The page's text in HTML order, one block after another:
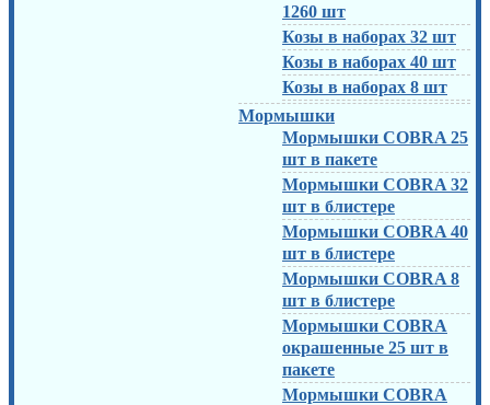
1260 шт
Козы в наборах 32 шт
Козы в наборах 40 шт
Козы в наборах 8 шт
Мормышки
Мормышки COBRA 25
шт в пакете
Мормышки COBRA 32
шт в блистере
Мормышки COBRA 40
шт в блистере
Мормышки COBRA 8
шт в блистере
Мормышки COBRA
окрашенные 25 шт в
пакете
Мормышки COBRA